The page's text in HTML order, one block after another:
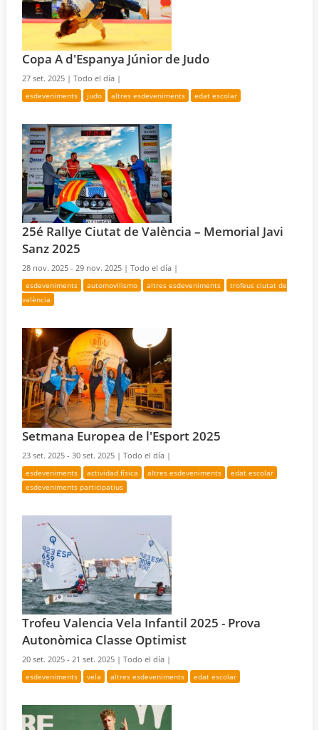
Copa A d'Espanya Júnior de Judo
27 set. 2025 |Todo el día |
esdeveniments judo altres esdeveniments edat escolar
25é Rallye Ciutat de València – Memorial Javi
Sanz 2025
28 nov. 2025 - 29 nov. 2025 |Todo el día |
esdeveniments automovilismo altres esdeveniments
trofeus ciutat de
valència
Setmana Europea de l'Esport 2025
23 set. 2025 - 30 set. 2025 |Todo el día |
esdeveniments actividad física altres esdeveniments
edat escolar
esdeveniments participatius
Trofeu Valencia Vela Infantil 2025 - Prova
Autonòmica Classe Optimist
20 set. 2025 - 21 set. 2025 |Todo el día |
esdeveniments vela altres esdeveniments edat escolar